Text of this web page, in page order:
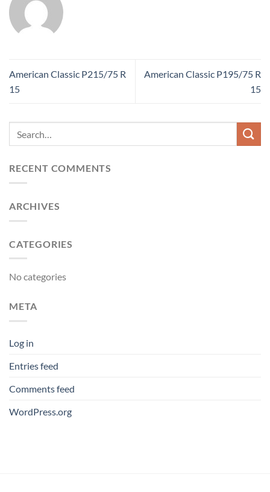
American Classic P215/75 R
15
American Classic P195/75 R
15
RECENT COMMENTS
ARCHIVES
CATEGORIES
No categories
META
Log in
Entries feed
Comments feed
WordPress.org